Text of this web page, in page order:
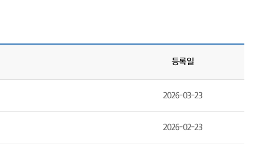
등록일
2026-03-23
2026-02-23